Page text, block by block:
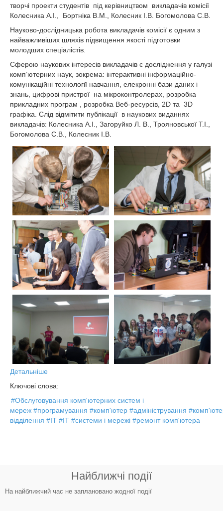
творчі проекти студентів під керівництвом викладачів комісії
Колесника А.І., Бортніка В.М., Колесник І.В. Богомолова С.В.
Науково-дослідницька робота викладачів комісії є одним з
найважливіших шляхів підвищення якості підготовки
молодших спеціалістів.
Сферою наукових інтересів викладачів є дослідження у галузі
комп’ютерних наук, зокрема: інтерактивні інформаційно-
комунікаційні технології навчання, елекронні бази даних і
знань, цифрові пристрої на мікроконтролерах, розробка
прикладних програм , розробка Веб-ресурсів, 2D та 3D
графіка. Слід відмітити публікації в наукових виданнях
викладачів: Колесника А.І., Загоруйко Л. В., Трояновської Т.І.,
Богомолова С.В., Колесник І.В.
Детальніше
Ключові слова:
#Обслуговування комп'ютерних систем і
мереж #програмування #комп'ютер #адміністрування
відділення #IT #ІТ #системи і мережі #ремонт комп'ютера
Найближчі події
На найближчий час не заплановано жодної події